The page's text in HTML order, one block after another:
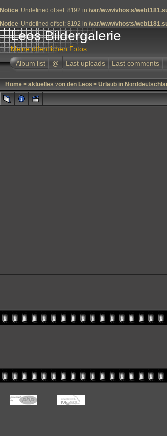
Notice: Undefined offset: 8192 in /var/www/vhosts/
Notice: Undefined offset: 8192 in /var/www/vhosts/
Leos Bildergalerie
Meine öffentlichen Fotos
Album list
@ Last uploads Last comments
Home > aktuelles von den Leos > Urlaub in